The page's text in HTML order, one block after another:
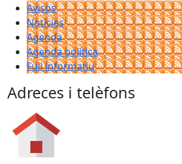
Avisos
Notícies
Agenda
Agenda política
Full informatiu
Adreces i telèfons